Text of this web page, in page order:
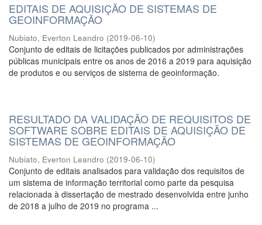
EDITAIS DE AQUISIÇÃO DE SISTEMAS DE
GEOINFORMAÇÃO
Nubiato, Everton Leandro (2019-06-10)
Conjunto de editais de licitações publicados por administrações
públicas municipais entre os anos de 2016 a 2019 para aquisição
de produtos e ou serviços de sistema de geoinformação.
RESULTADO DA VALIDAÇÃO DE REQUISITOS DE
SOFTWARE SOBRE EDITAIS DE AQUISIÇÃO DE
SISTEMAS DE GEOINFORMAÇÃO
Nubiato, Everton Leandro (2019-06-10)
Conjunto de editais analisados para validação dos requisitos de
um sistema de informação territorial como parte da pesquisa
relacionada à dissertação de mestrado desenvolvida entre junho
de 2018 a julho de 2019 no programa ...